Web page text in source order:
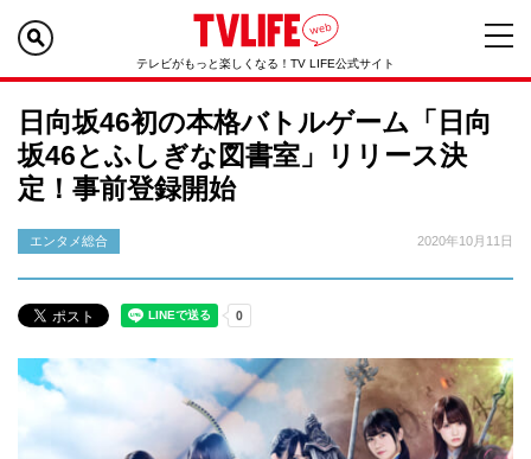
テレビがもっと楽しくなる！TV LIFE公式サイト
日向坂46初の本格バトルゲーム「日向
坂46とふしぎな図書室」リリース決
定！事前登録開始
エンタメ総合 2020年10月11日